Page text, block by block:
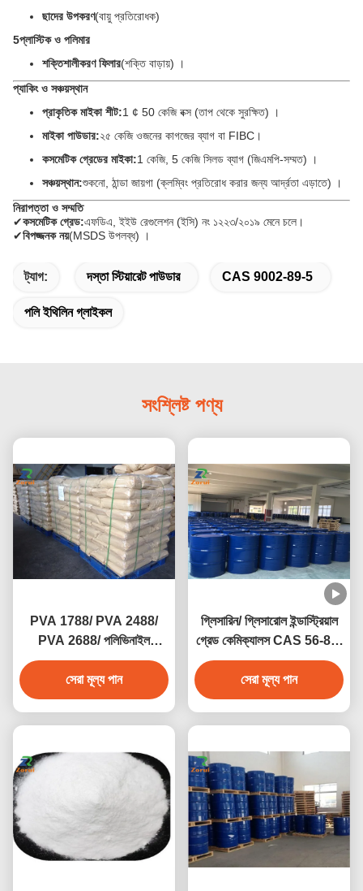
ছাদের উপকরণ(বায়ু প্রতিরোধক)
5প্লাস্টিক ও পলিমার
শক্তিশালীকরণ ফিলার(শক্তি বাড়ায়) ।
প্যাকিং ও সঞ্চয়স্থান
প্রাকৃতিক মাইকা শীট:1 ¢ 50 কেজি বক্স (তাপ থেকে সুরক্ষিত) ।
মাইকা পাউডার:২৫ কেজি ওজনের কাগজের ব্যাগ বা FIBC।
কসমেটিক গ্রেডের মাইকা:1 কেজি, 5 কেজি সিলড ব্যাগ (জিএমপি-সম্মত) ।
সঞ্চয়স্থান:শুকনো, ঠান্ডা জায়গা (ক্লম্বিং প্রতিরোধ করার জন্য আর্দ্রতা এড়াতে) ।
নিরাপত্তা ও সম্মতি
✔কসমেটিক গ্রেড:এফডিএ, ইইউ রেগুলেশন (ইসি) নং ১২২৩/২০১৯ মেনে চলে।
✔বিপজ্জনক নয়(MSDS উপলব্ধ) ।
ট্যাগ: দস্তা স্টিয়ারেট পাউডার CAS 9002-89-5
পলি ইথিলিন গ্লাইকল
সংশ্লিষ্ট পণ্য
PVA 1788/ PVA 2488/
PVA 2688/ পলিভিনাইল
অ্যালকোহল CAS 9002-89-5
সেরা মূল্য পান
গ্লিসারিন/ গ্লিসারোল ইন্ডাস্ট্রিয়াল
গ্রেড কেমিক্যালস CAS 56-81-
5
সেরা মূল্য পান